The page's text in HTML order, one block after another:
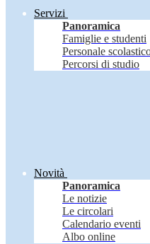
Servizi
Panoramica
Famiglie e studenti
Personale
Percorsi di studio
Novità
Panoramica
Le notizie
Le circolari
Calendario eventi
Albo online